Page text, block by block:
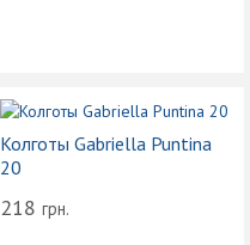
Колготы Gabriella Puntina
20
218 грн.